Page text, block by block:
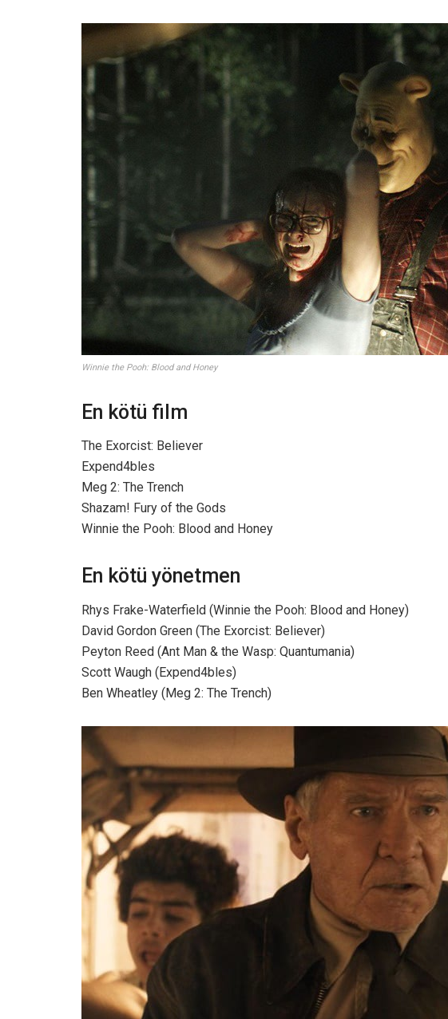
Winnie the Pooh: Blood and Honey
En kötü film
The Exorcist: Believer
Expend4bles
Meg 2: The Trench
Shazam! Fury of the Gods
Winnie the Pooh: Blood and Honey
En kötü yönetmen
Rhys Frake-Waterfield (Winnie the Pooh: Blood and Honey)
David Gordon Green (The Exorcist: Believer)
Peyton Reed (Ant Man & the Wasp: Quantumania)
Scott Waugh (Expend4bles)
Ben Wheatley (Meg 2: The Trench)